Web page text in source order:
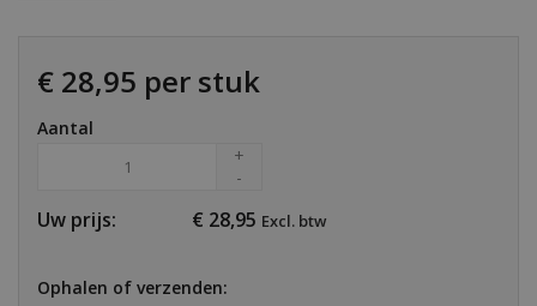
€ 28,95 per stuk
Aantal
+
-
Uw prijs: € 28,95 Excl. btw
Ophalen of verzenden: